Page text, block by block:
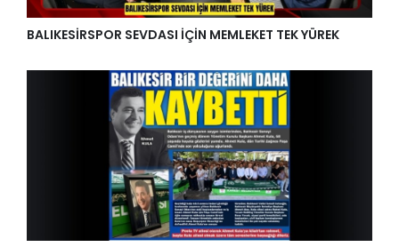
BALIKESİRSPOR SEVDASI İÇİN MEMLEKET TEK YÜREK